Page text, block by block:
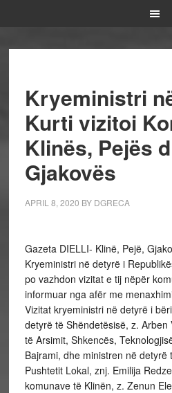
Kryeministri
Kurti vizitoi
Klinës, Pejës
Gjakovës
APRIL 8, 2020 BY DGRECA
Gazeta DIELLI- Klinë, Pejë,
Kryeministri në detyrë i
po vazhdon vizitat e tij nëpër
informuar nga afër me
Vizitat kryeministri në detyrë i
detyrë të Shëndetësisë, z.
të Arsimit, Shkencës,
Bajrami, dhe ministren në detyrë
Pushtetit Lokal, znj. Emilija
komunave të Klinën, z. Zenun